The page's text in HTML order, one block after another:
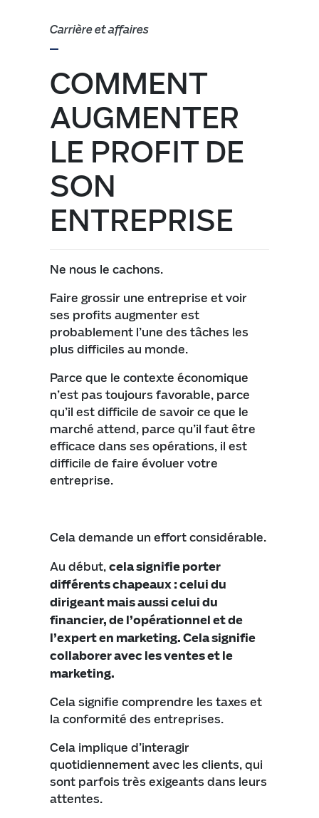
Carrière et affaires
COMMENT
AUGMENTER
LE PROFIT DE
SON
ENTREPRISE
Ne nous le cachons.
Faire grossir une entreprise et voir
ses profits augmenter est
probablement l’une des tâches les
plus difficiles au monde.
Parce que le contexte économique
n’est pas toujours favorable, parce
qu’il est difficile de savoir ce que le
marché attend, parce qu’il faut être
efficace dans ses opérations, il est
difficile de faire évoluer votre
entreprise.
Cela demande un effort considérable.
Au début,cela signifie porter
différents chapeaux : celui du
dirigeant mais aussi celui du
financier, de l’opérationnel et de
l’expert en marketing. Cela signifie
collaborer avec les ventes et le
marketing.
Cela signifie comprendre les taxes et
la conformité des entreprises.
Cela implique d’interagir
quotidiennement avec les clients, qui
sont parfois très exigeants dans leurs
attentes.